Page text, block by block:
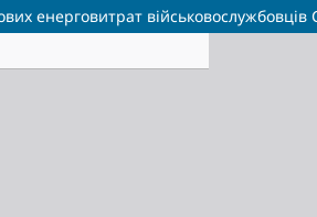
енерговитрат